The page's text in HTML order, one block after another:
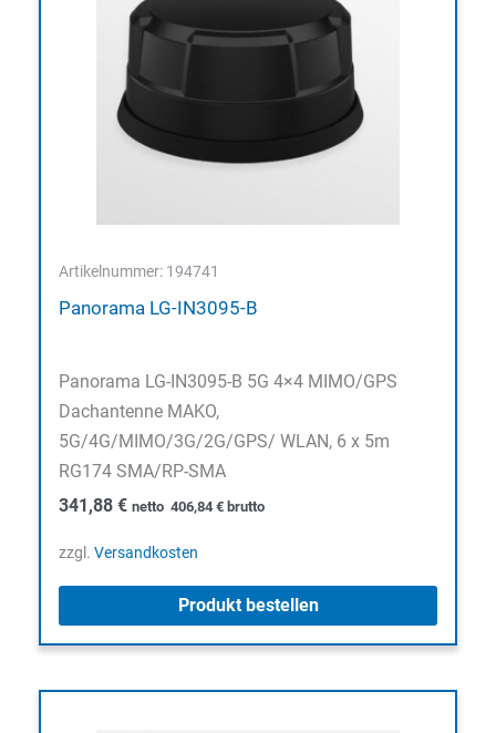
Artikelnummer: 194741
Panorama LG-IN3095-B
Panorama LG-IN3095-B 5G 4×4 MIMO/GPS
Dachantenne MAKO,
5G/4G/MIMO/3G/2G/GPS/ WLAN, 6 x 5m
RG174 SMA/RP-SMA
341,88 € netto 406,84 € brutto
zzgl. Versandkosten
Produkt bestellen